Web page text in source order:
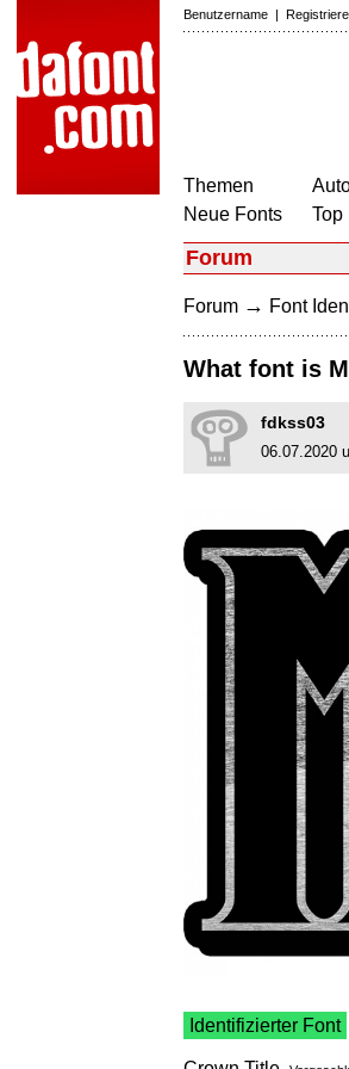
Benutzername |
Themen
Neue Fonts
Top
Forum
Forum → Font
What font is
fdkss03
06.07.2020
Identifizierter Font